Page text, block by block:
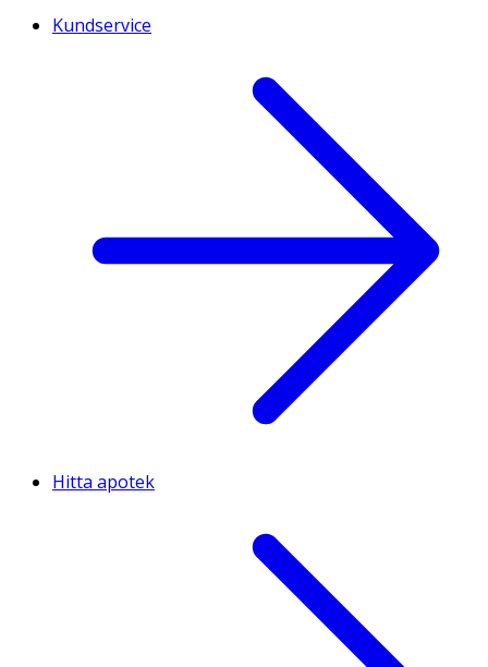
Kundservice
Hitta apotek